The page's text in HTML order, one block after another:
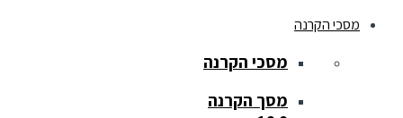
מסכי הקרנה
מסכי הקרנה
מסך הקרנה